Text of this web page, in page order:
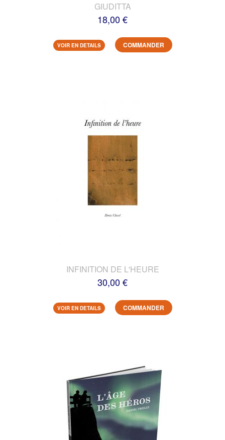
GIUDITTA
18,00 €
VOIR EN DETAILS COMMANDER
INFINITION DE L'HEURE
30,00 €
VOIR EN DETAILS COMMANDER